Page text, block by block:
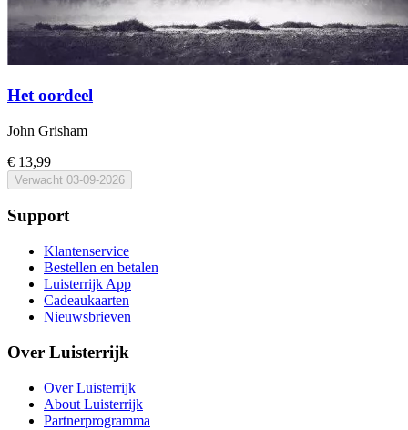
Het oordeel
John Grisham
€ 13,99
Verwacht 03-09-2026
Support
Klantenservice
Bestellen en betalen
Luisterrijk App
Cadeaukaarten
Nieuwsbrieven
Over Luisterrijk
Over Luisterrijk
About Luisterrijk
Partnerprogramma